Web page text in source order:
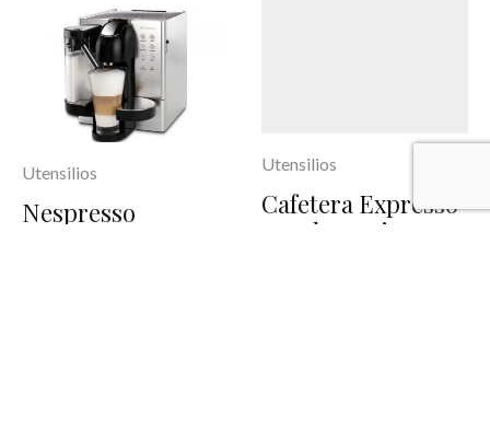
Utensilios
Nespresso
Utensilios
Cafetera Expresso
Bosch Tassimo